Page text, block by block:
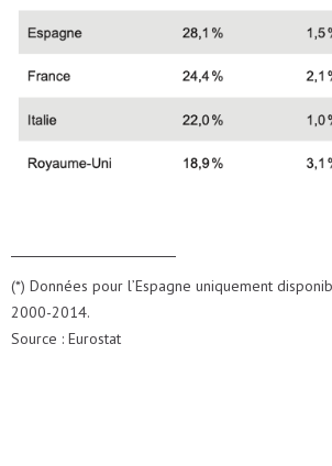
(*) Données pour l’Espagne uniquement
2000-2014.
Source : Eurostat